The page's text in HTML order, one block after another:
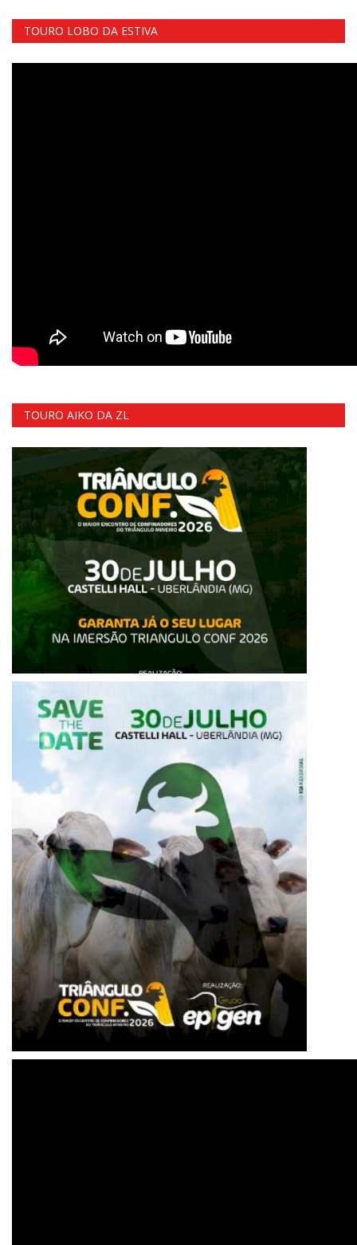
TOURO LOBO DA ESTIVA
TOURO AIKO DA ZL